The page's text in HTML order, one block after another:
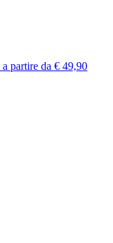
a partire da € 49,90